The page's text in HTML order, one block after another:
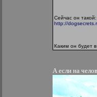
Сейчас он такой:
http://
Каким он будет
А если на